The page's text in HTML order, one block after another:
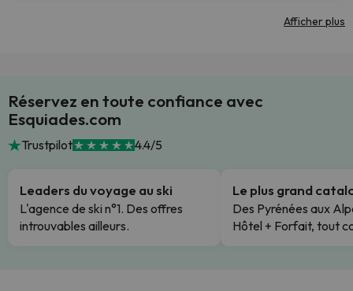
Afficher plus
Réservez en toute confiance avec
Esquiades.com
Trustpilot 4.4/5
Leaders du voyage au ski
L'agence de ski n°1. Des offres
introuvables ailleurs.
Le plus grand
Des Pyrénées aux
Hôtel + Forfait, tout